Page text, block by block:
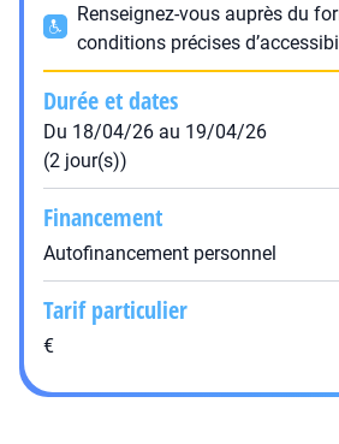
Renseignez-vous auprès du
conditions précises
Durée et dates
Du 18/04/26 au 19/04/26
(2 jour(s))
Financement
Autofinancement personnel
Tarif particulier
€